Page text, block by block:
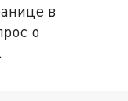
в
о